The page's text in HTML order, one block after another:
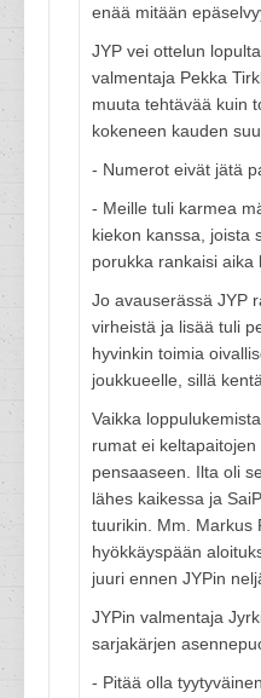
enää mitään
JYP vei ottelun
valmentaja Pekka
muuta tehtävää kuin
kokeneen kauden
- Numerot eivät jätä
- Meille tuli karmea
kiekon kanssa, joista
porukka rankaisi aika
Jo avauserässä JYP
virheistä ja lisää tuli
hyvinkin toimia
joukkueelle, sillä
Vaikka
rumat ei
pensaaseen. Ilta oli
lähes kaikessa ja
tuurikin. Mm. Markus
hyökkäyspään
juuri ennen JYPin
JYPin valmentaja
sarjakärjen
- Pitää olla